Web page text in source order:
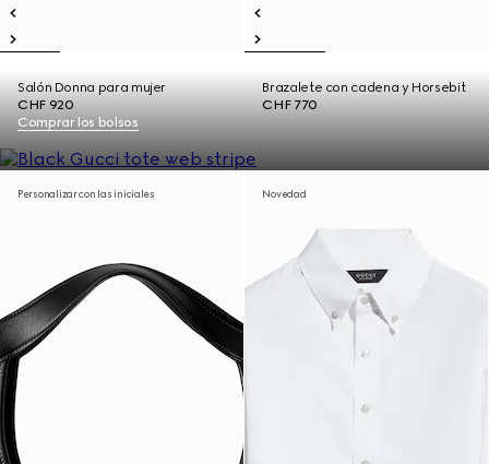
Salón Donna para mujer
CHF 920
Brazalete con cadena y Horsebit
CHF 770
Comprar los bolsos
Personalizar con las iniciales Novedad